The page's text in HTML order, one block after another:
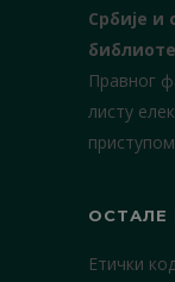
Србије и
Правног
листу
ОСТАЛЕ
Етички